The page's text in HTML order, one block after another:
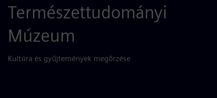
Természettudományi
Múzeum
Kultúra és gyűjtemények megőrzése